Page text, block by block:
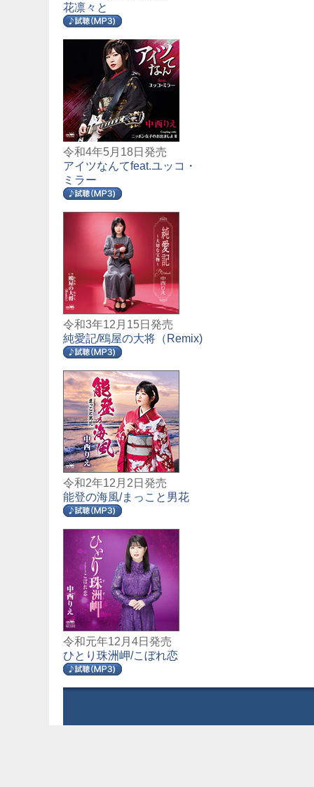
花凛々と
令和4年5月18日発売
アイツなんてfeat.ユッコ・
ミラー
令和3年12月15日発売
純愛記/鴎屋の大将（Remix)
令和2年12月2日発売
能登の海風/まっこと男花
令和元年12月4日発売
ひとり珠洲岬/こぼれ恋